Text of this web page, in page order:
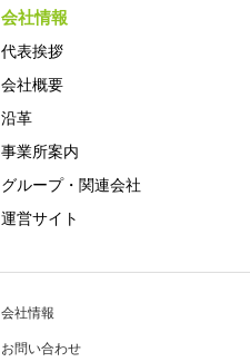
会社情報
代表挨拶
会社概要
沿革
事業所案内
グループ・関連会社
運営サイト
会社情報
お問い合わせ